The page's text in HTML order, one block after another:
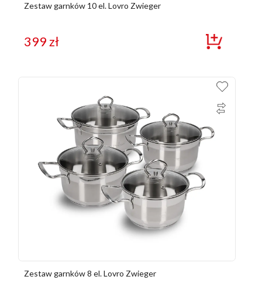
Zestaw garnków 10 el. Lovro Zwieger
399zł
Zestaw garnków 8 el. Lovro Zwieger